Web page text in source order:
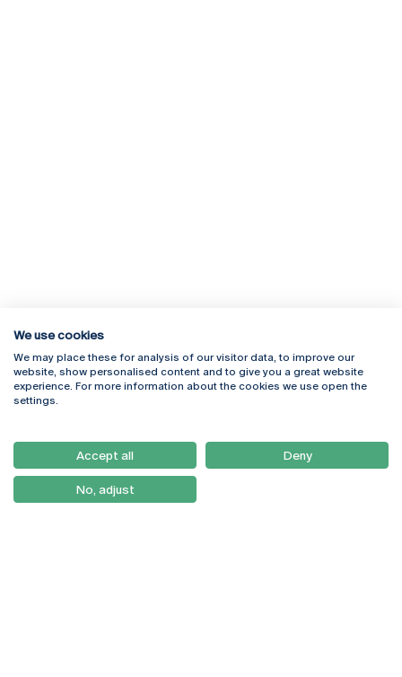
Rua Diogo Botelho 1327
4169-005 Porto
+351 226 196 240
Campus Online
Webmail
Como Chegar
Newsletter
We use cookies
We may place these for analysis of our visitor data, to improve our
website, show personalised content and to give you a great website
experience. For more information about the cookies we use open the
settings.
Accept all Deny
No, adjust